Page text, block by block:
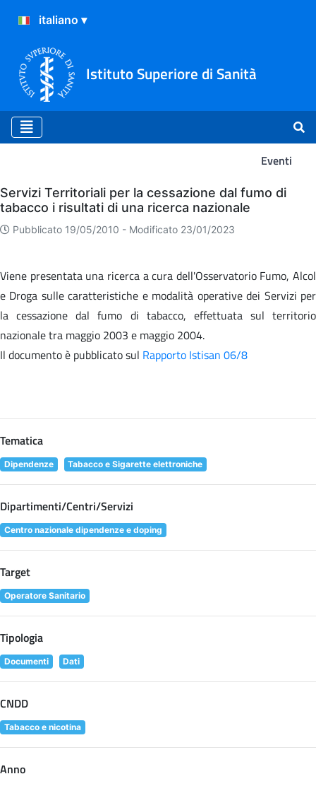
Istituto Superiore di Sanità
Eventi
Eventi
Servizi Territoriali per la cessazione dal fumo di
tabacco i risultati di una ricerca nazionale
Pubblicato 19/05/2010 - Modificato 23/01/2023
Viene presentata una ricerca a cura dell'Osservatorio Fumo, Alcol
e Droga sulle caratteristiche e modalità operative dei Servizi per
la cessazione dal fumo di tabacco, effettuata sul territorio
nazionale tra maggio 2003 e maggio 2004.
Il documento è pubblicato sul Rapporto Istisan 06/8
Tematica
Dipendenze Tabacco e Sigarette elettroniche
Dipartimenti/Centri/Servizi
Centro nazionale dipendenze e doping
Target
Operatore Sanitario
Tipologia
Documenti Dati
CNDD
Tabacco e nicotina
Anno